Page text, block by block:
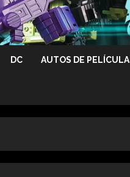
DC AUTOS DE PELÍCULA